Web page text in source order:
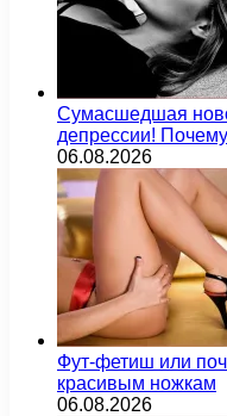
Сумасшедшая
депрессии!
06.08.2026
Фут-фетиш или
красивым ножкам
06.08.2026